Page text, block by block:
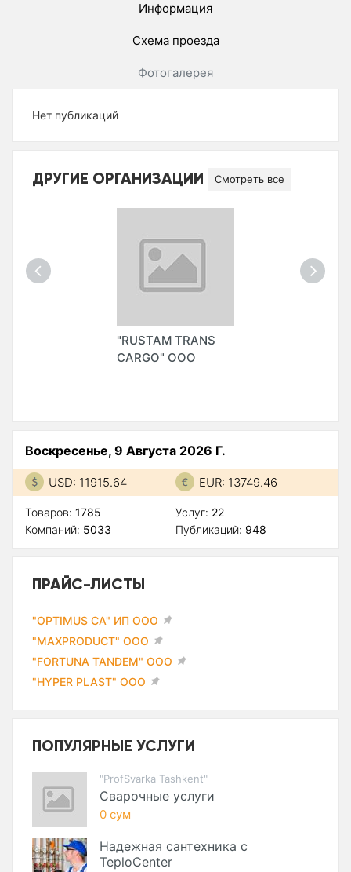
Информация
Схема проезда
Фотогалерея
Нет публикаций
ДРУГИЕ ОРГАНИЗАЦИИ Смотреть все
"RUSTAM TRANS
CARGO" ООО
Воскресенье, 9 Августа 2026 Г.
USD: 11915.64 EUR: 13749.46
Товаров: 1785
Компаний: 5033
Услуг: 22
Публикаций: 948
ПРАЙС-ЛИСТЫ
"OPTIMUS CA" ИП ООО
"MAXPRODUCT" ООО
"FORTUNA TANDEM" ООО
"HYPER PLAST" ООО
ПОПУЛЯРНЫЕ УСЛУГИ
"ProfSvarka Tashkent"
Сварочные услуги
0 сум
Надежная сантехника с
TeploCenter